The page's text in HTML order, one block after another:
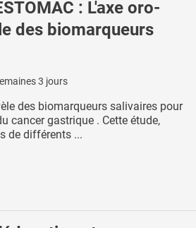
: L'axe oro-
des biomarqueurs
3 jours
des biomarqueurs salivaires pour
cancer gastrique . Cette étude,
de différents ...